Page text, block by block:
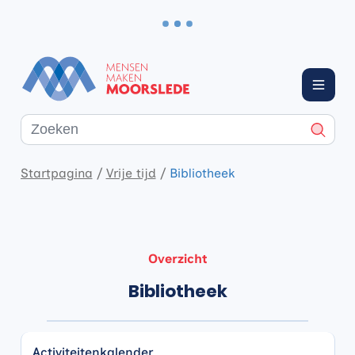
Naar inhoud
Moorslede
Waarmee kunnen we jou helpen?
Menu
Startpagina Vrije tijd Bibliotheek
Overzicht
Bibliotheek
Activiteitenkalender